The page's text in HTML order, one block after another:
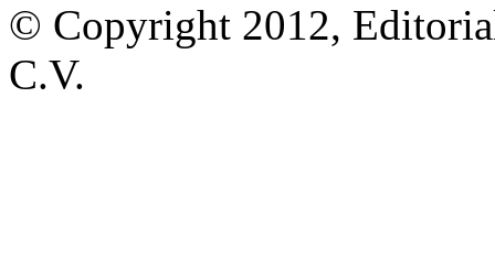
© Copyright 2012,
C.V.